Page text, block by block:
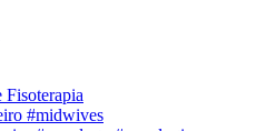
#midwives